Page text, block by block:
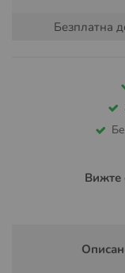
Безплатна
Вижте